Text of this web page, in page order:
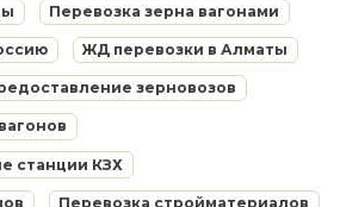
Перевозка зерна вагонами
ЖД перевозки в Алматы
зерновозов
станции КЗХ
Перевозка стройматериалов